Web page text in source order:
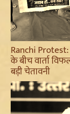
Ranchi
के बीच वार्ता
बड़ी चेतावनी